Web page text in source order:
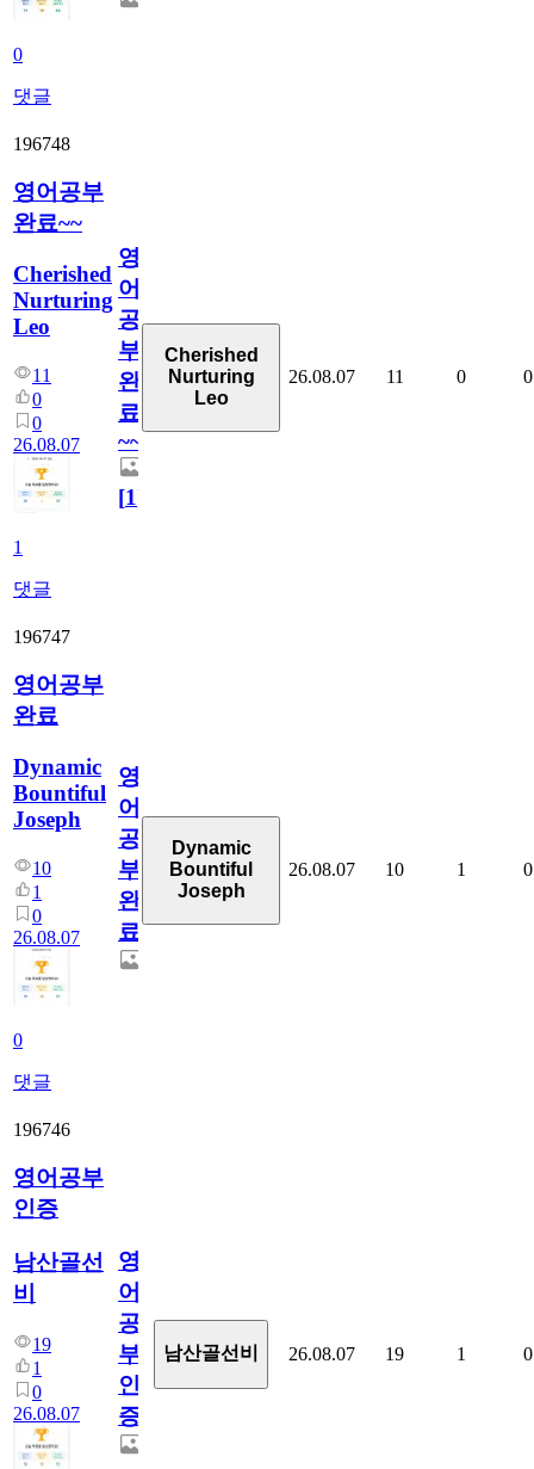
0
댓글
196748
영어공부
완료~~
Cherished
Nurturing
Leo
11
0
0
26.08.07
1
댓글
영
어
공
부
완
료
~~
[1]
Cherished
Nurturing
Leo
26.08.07 11 0 0
196747
영어공부
완료
Dynamic
Bountiful
Joseph
10
1
0
26.08.07
0
댓글
영
어
공
부
완
료
Dynamic
Bountiful
Joseph
26.08.07 10 1 0
196746
영어공부
인증
남산골선
비
19
1
0
26.08.07
영
어
공
부
인
증
남산골선비 26.08.07 19 1 0